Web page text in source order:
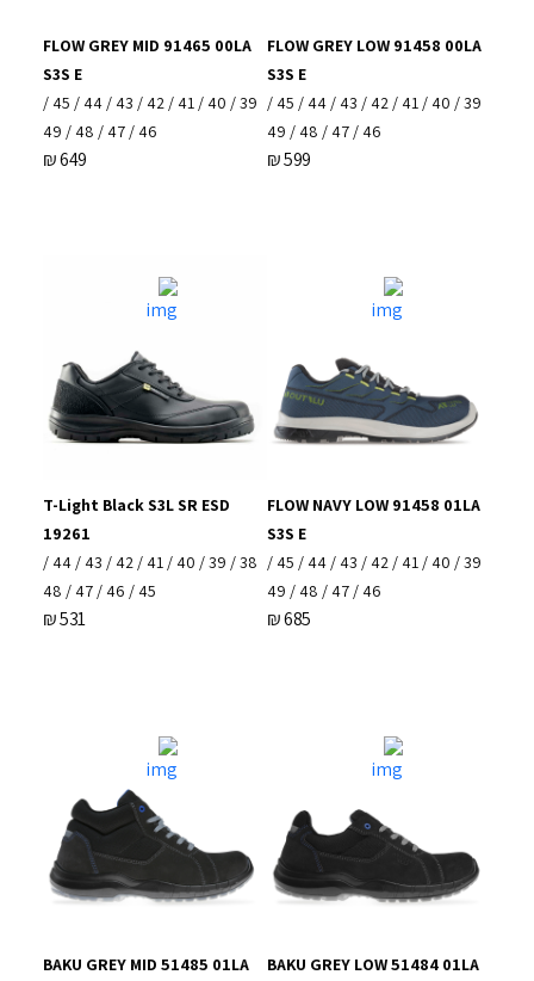
FLOW GREY LOW 91458 00LA
S3S E
39 / 40 / 41 / 42 / 43 / 44 / 45 /
46 / 47 / 48 / 49
599
₪
FLOW GREY MID 91465 00LA
S3S E
39 / 40 / 41 / 42 / 43 / 44 / 45 /
46 / 47 / 48 / 49
649
₪
FLOW NAVY LOW 91458 01LA
S3S E
39 / 40 / 41 / 42 / 43 / 44 / 45 /
46 / 47 / 48 / 49
685
₪
T-Light Black S3L SR ESD
19261
38 / 39 / 40 / 41 / 42 / 43 / 44 /
45 / 46 / 47 / 48
531
₪
BAKU GREY LOW 51484 01LA
BAKU GREY MID 51485 01LA